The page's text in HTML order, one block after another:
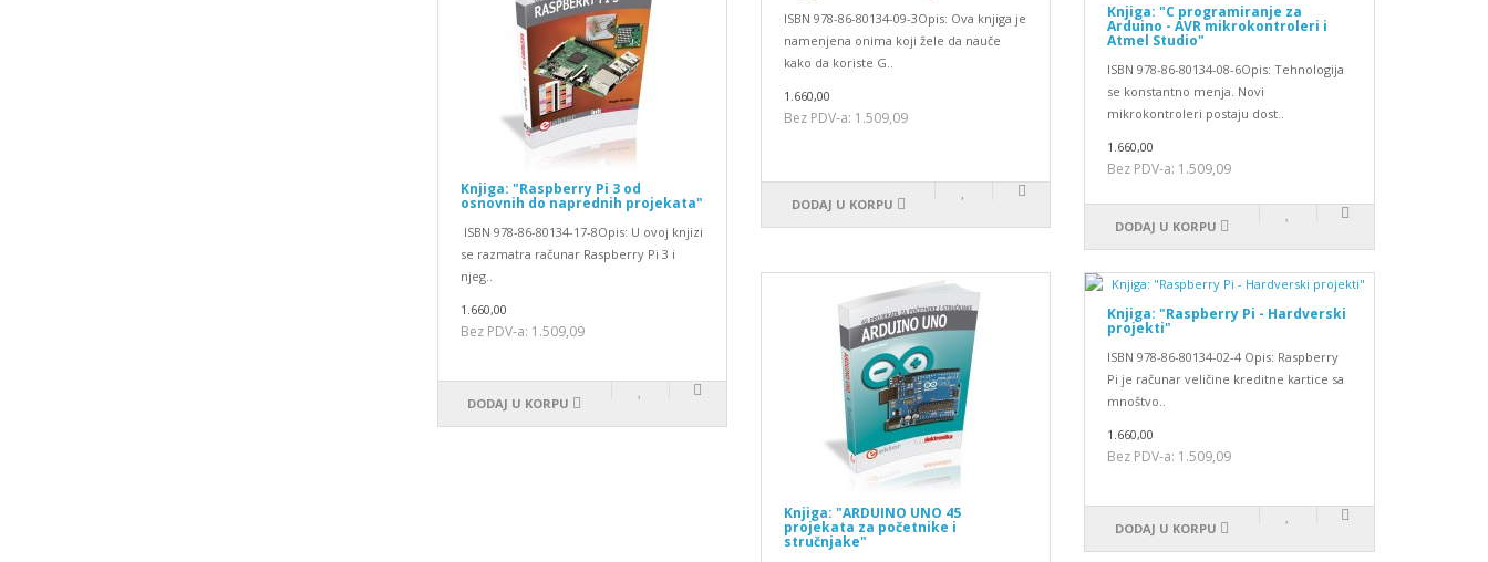
Knjiga: "Raspberry Pi 3 od
osnovnih do naprednih projekata"
ISBN 978-86-80134-17-8Opis: U ovoj knjizi
se razmatra računar Raspberry Pi 3 i
njeg..
1.660,00
Bez PDV-a: 1.509,09
DODAJ U KORPU
ISBN 978-86-80134-09-3Opis: Ova knjiga je
namenjena onima koji žele da nauče
kako da koriste G..
1.660,00
Bez PDV-a: 1.509,09
DODAJ U KORPU
Knjiga: "C programiranje za
Arduino - AVR mikrokontroleri i
Atmel Studio"
ISBN 978-86-80134-08-6Opis: Tehnologija
se konstantno menja. Novi
mikrokontroleri postaju dost..
1.660,00
Bez PDV-a: 1.509,09
DODAJ U KORPU
Knjiga: "ARDUINO UNO 45
projekata za početnike i
stručnjake"
Knjiga: "Raspberry Pi - Hardverski
projekti"
ISBN 978-86-80134-02-4 Opis: Raspberry
Pi je računar veličine kreditne kartice sa
mnoštvo..
1.660,00
Bez PDV-a: 1.509,09
DODAJ U KORPU